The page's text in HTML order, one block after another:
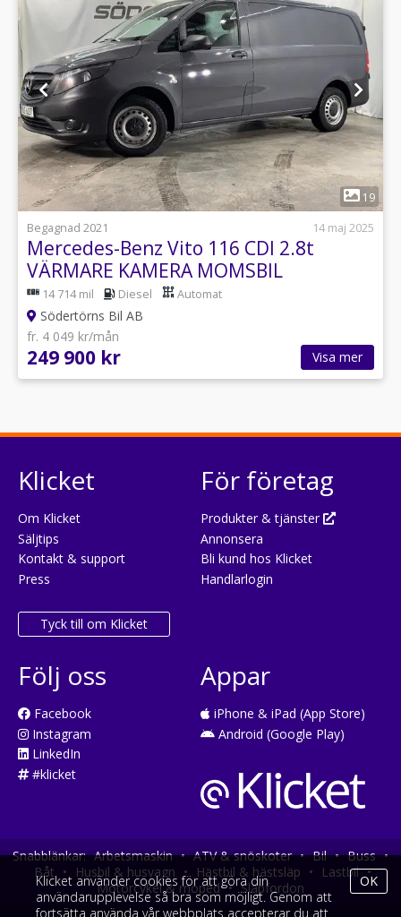
1
19
Begagnad 2021
14 maj 2025
Mercedes-Benz Vito 116 CDI 2.8t
VÄRMARE KAMERA MOMSBIL
14 714 mil Diesel Automat
Södertörns Bil AB
fr. 4 049 kr/mån
249 900 kr Visa mer
Klicket
Om Klicket
Säljtips
Kontakt & support
Press
Tyck till om Klicket
För företag
Produkter & tjänster
Annonsera
Bli kund hos Klicket
Handlarlogin
Följ oss
Facebook
Instagram
LinkedIn
#klicket
Appar
iPhone & iPad (App Store)
Android (Google Play)
Snabblänkar: Arbetsmaskin • ATV & snöskoter • Bil • Buss •
Båt • Husbil & husvagn • Hästbil & hästsläp • Lastbil •
Motorcykel & moped • Släpfordon
Klicket använder cookies för att göra din
användarupplevelse så bra som möjligt. Genom att
fortsätta använda vår webbplats accepterar du att
OK